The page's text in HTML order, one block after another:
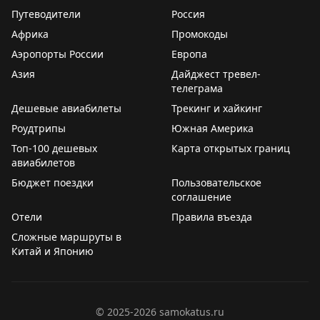
PS: не только чудеса творит алкоголь и дед мороз... А
ещё невероятный красавчик Вардан и его команда...
поддержку и за то, что вы появились в моей жизни
В любых делах при максимуме сложностей
Подход к проблеме все-таки один:
Желанье — это множество возможностей,
А нежелание лишь множество причин…
Путеводители
Россия
Африка
Промокоды
Аэропорты России
Европа
Азия
Дайджест тревел-
телеграма
Дешевые авиабилеты
Трекинг и хайкинг
Роудтрипы
Южная Америка
Топ-100 дешевых
авиабилетов
Карта открытых границ
Бюджет поездки
Пользовательское
соглашение
Отели
Правила въезда
Сложные маршруты в
Китай и Японию
© 2025-2026 samokatus.ru